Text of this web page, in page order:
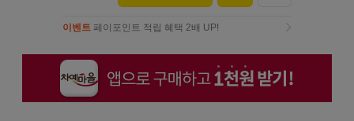
이벤트 페이포인트 적립 혜택 2배 UP!